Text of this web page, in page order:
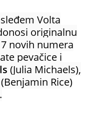
Volta
originalnu
novih numera
pevačice i
(Julia Michaels),
(Benjamin Rice)